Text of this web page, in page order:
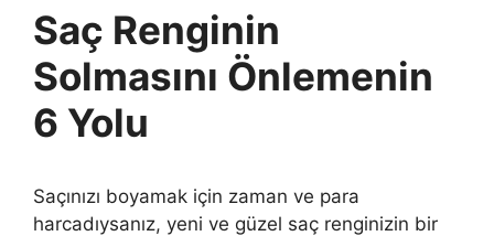
Saç Renginin
Solmasını Önlemenin
6 Yolu
Saçınızı boyamak için zaman ve para
harcadıysanız, yeni ve güzel saç renginizin bir